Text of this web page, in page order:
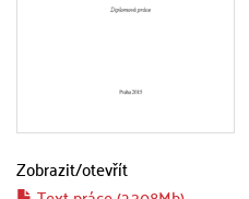
Zobrazit/otevřít